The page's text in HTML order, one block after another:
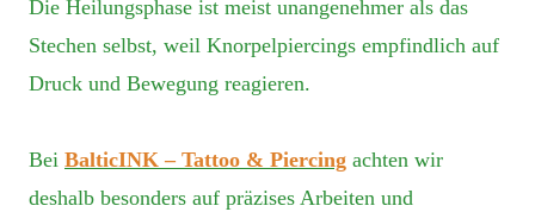
Die Heilungsphase ist meist unangenehmer als das
Stechen selbst, weil Knorpelpiercings empfindlich auf
Druck und Bewegung reagieren.
Bei BalticINK – Tattoo & Piercing achten wir
deshalb besonders auf präzises Arbeiten und